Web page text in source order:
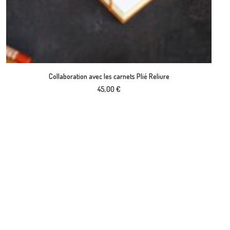
VOIR LE PRODUIT
Collaboration avec les carnets Plié Reliure
45,00€